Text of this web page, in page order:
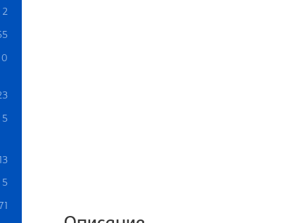
2
0
5
13
5
71